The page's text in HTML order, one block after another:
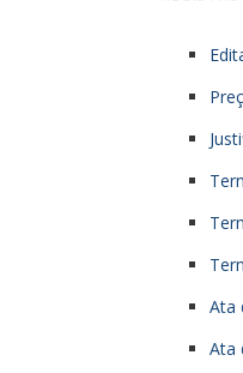
Ata
Ata